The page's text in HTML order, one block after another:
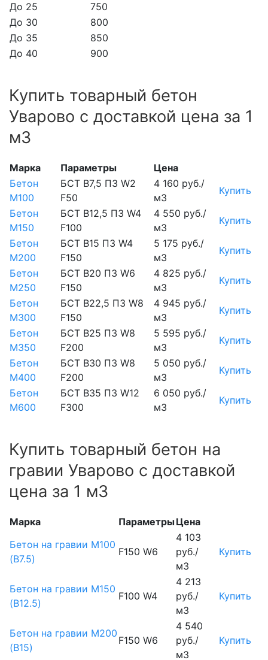
До 25
750
До 30
800
До 35
850
До 40
900
Купить товарный бетон
Уварово с доставкой цена за 1
м3
Марка Параметры
Цена
Бетон
М100
БСТ В7,5 П3 W2
F50
4 160 руб./
м3
Купить
Бетон
М150
БСТ В12,5 П3 W4
F100
4 550 руб./
м3
Купить
Бетон
М200
БСТ В15 П3 W4
F150
5 175 руб./
м3
Купить
Бетон
М250
БСТ В20 П3 W6
F150
4 825 руб./
м3
Купить
Бетон
М300
БСТ В22,5 П3 W8
F150
4 945 руб./
м3
Купить
Бетон
М350
БСТ В25 П3 W8
F200
5 595 руб./
м3
Купить
Бетон
М400
БСТ В30 П3 W8
F200
5 050 руб./
м3
Купить
Бетон
М600
БСТ В35 П3 W12
F300
6 050 руб./
м3
Купить
Купить товарный бетон на
гравии Уварово с доставкой
цена за 1 м3
Марка ПараметрыЦена
Бетон на гравии М100
(B7.5)
F150 W6
4 103
руб./
м3
Купить
Бетон на гравии М150
(B12.5)
F100 W4
4 213
руб./
м3
Купить
Бетон на гравии М200
(B15)
F150 W6
4 540
руб./
м3
Купить